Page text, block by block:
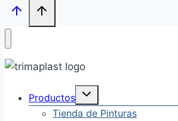
Productos
Alternar
hijo
Tienda de Pinturas